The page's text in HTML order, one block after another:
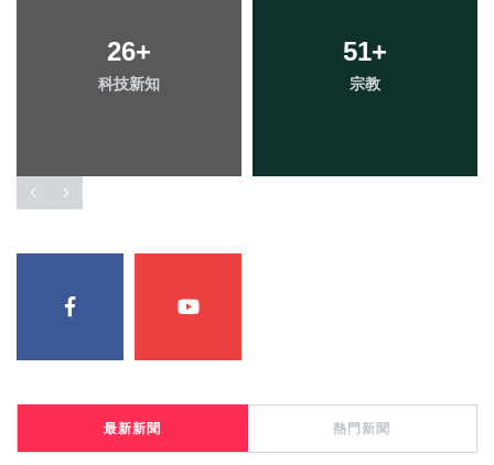
26+
科技新知
51+
宗教
最新新聞 熱門新聞